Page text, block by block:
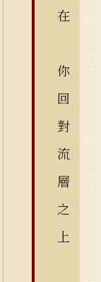
在
你
回
對
流
層
之
上